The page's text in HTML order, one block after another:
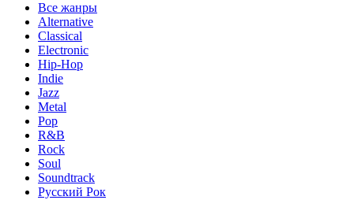
Все жанры
Alternative
Classical
Electronic
Hip-Hop
Indie
Jazz
Metal
Pop
R&B
Rock
Soul
Soundtrack
Русский Рок